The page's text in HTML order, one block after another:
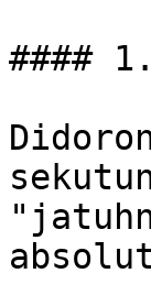
####